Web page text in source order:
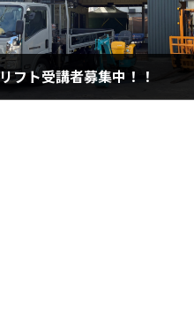
フト受講者募集中！！